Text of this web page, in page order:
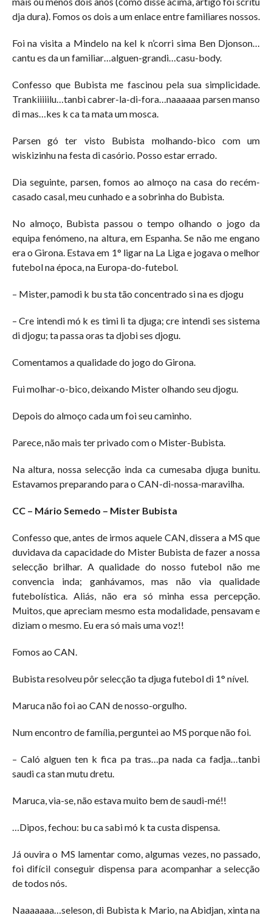
dja dura). Fomos os dois a um enlace entre familiares nossos.
Foi na visita a Mindelo na kel k n’corri sima Ben Djonson…
cantu es da un familiar…alguen-grandi…casu-body.
Confesso que Bubista me fascinou pela sua simplicidade.
Trankiiiiilu…tanbi cabrer-la-di-fora…naaaaaa parsen manso
di mas…kes k ca ta mata um mosca.
Parsen gó ter visto Bubista molhando-bico com um
wiskizinhu na festa di casório. Posso estar errado.
Dia seguinte, parsen, fomos ao almoço na casa do recém-
casado casal, meu cunhado e a sobrinha do Bubista.
No almoço, Bubista passou o tempo olhando o jogo da
equipa fenómeno, na altura, em Espanha. Se não me engano
era o Girona. Estava em 1° ligar na La Liga e jogava o melhor
futebol na época, na Europa-do-futebol.
– Mister, pamodi k bu sta tão concentrado si na es djogu
– Cre intendi mó k es timi li ta djuga; cre intendi ses sistema
di djogu; ta passa oras ta djobi ses djogu.
Comentamos a qualidade do jogo do Girona.
Fui molhar-o-bico, deixando Mister olhando seu djogu.
Depois do almoço cada um foi seu caminho.
Parece, não mais ter privado com o Mister-Bubista.
Na altura, nossa selecção inda ca cumesaba djuga bunitu.
Estavamos preparando para o CAN-di-nossa-maravilha.
CC – Mário Semedo – Mister Bubista
Confesso que, antes de irmos aquele CAN, dissera a MS que
duvidava da capacidade do Mister Bubista de fazer a nossa
selecção brilhar. A qualidade do nosso futebol não me
convencia inda; ganhávamos, mas não via qualidade
futebolística. Aliás, não era só minha essa percepção.
Muitos, que apreciam mesmo esta modalidade, pensavam e
diziam o mesmo. Eu era só mais uma voz!!
Fomos ao CAN.
Bubista resolveu pôr selecção ta djuga futebol di 1° nível.
Maruca não foi ao CAN de nosso-orgulho.
Num encontro de família, perguntei ao MS porque não foi.
– Caló alguen ten k fica pa tras…pa nada ca fadja…tanbi
saudi ca stan mutu dretu.
Maruca, via-se, não estava muito bem de saudi-mé!!
…Dipos, fechou: bu ca sabi mó k ta custa dispensa.
Já ouvira o MS lamentar como, algumas vezes, no passado,
foi difícil conseguir dispensa para acompanhar a selecção
de todos nós.
Naaaaaaa…seleson, di Bubista k Mario, na Abidjan, xinta na